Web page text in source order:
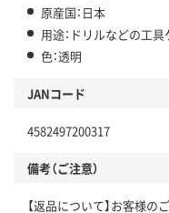
原産国：日本
用途：ドリルなどの工具
色：透明
JANコード
4582497200317
備考（ご注意）
【返品について】お客様の